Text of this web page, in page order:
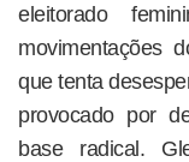
eleitorado
movimentações
que tenta
provocado por
base radical.